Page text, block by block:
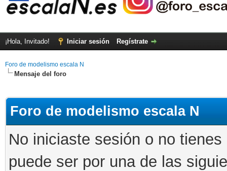
¡Hola, Invitado! Iniciar sesión Regístrate
Foro de modelismo escala N
Mensaje del foro
Foro de modelismo escala N
No iniciaste sesión o no
puede ser por una de las